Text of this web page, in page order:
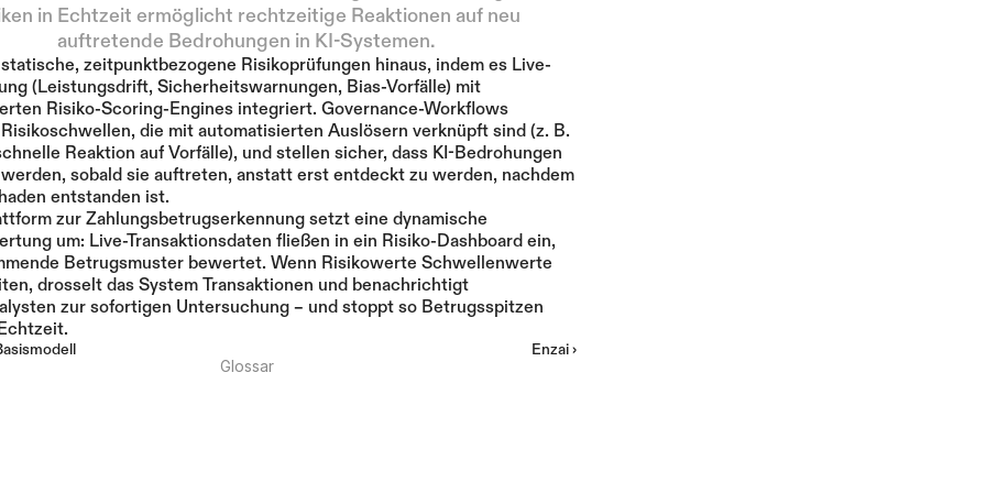
in Echtzeit ermöglicht rechtzeitige Reaktionen auf neu
auftretende Bedrohungen in KI-Systemen.
zeitpunktbezogene Risikoprüfungen hinaus, indem es Live-
(Leistungsdrift, Sicherheitswarnungen, Bias-Vorfälle) mit
Risiko-Scoring-Engines integriert. Governance-Workflows
die mit automatisierten Auslösern verknüpft sind (z. B.
Reaktion auf Vorfälle), und stellen sicher, dass KI-Bedrohungen
sobald sie auftreten, anstatt erst entdeckt zu werden, nachdem
entstanden ist.
zur Zahlungsbetrugserkennung setzt eine dynamische
um: Live-Transaktionsdaten fließen in ein Risiko-Dashboard ein,
Betrugsmuster bewertet. Wenn Risikowerte Schwellenwerte
drosselt das System Transaktionen und benachrichtigt
zur sofortigen Untersuchung – und stoppt so Betrugsspitzen
Enzai ›
Glossar